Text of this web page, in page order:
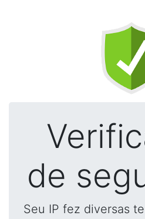
de
Seu IP fez diversas